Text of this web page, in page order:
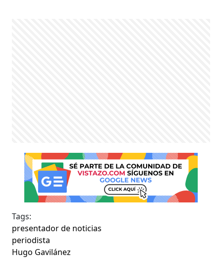
Tags:
presentador de noticias
periodista
Hugo Gavilánez